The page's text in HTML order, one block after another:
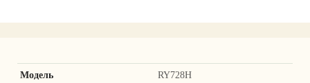
Модель RY728H